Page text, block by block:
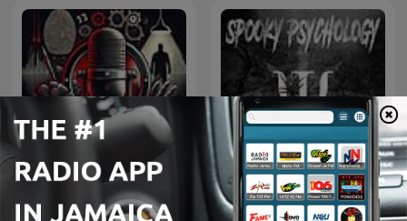
Solved Murders - True
Crime Stories
Spooky Psychology